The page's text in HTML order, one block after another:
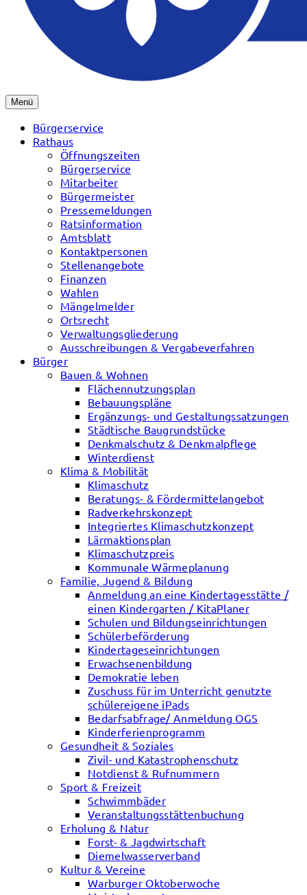
Menü
Bürgerservice
Rathaus
Öffnungszeiten
Bürgerservice
Mitarbeiter
Bürgermeister
Pressemeldungen
Ratsinformation
Amtsblatt
Kontaktpersonen
Stellenangebote
Finanzen
Wahlen
Mängelmelder
Ortsrecht
Verwaltungsgliederung
Ausschreibungen & Vergabeverfahren
Bürger
Bauen & Wohnen
Flächennutzungsplan
Bebauungspläne
Ergänzungs- und Gestaltungssatzungen
Städtische Baugrundstücke
Denkmalschutz & Denkmalpflege
Winterdienst
Klima & Mobilität
Klimaschutz
Beratungs- & Fördermittelangebot
Radverkehrskonzept
Integriertes Klimaschutzkonzept
Lärmaktionsplan
Klimaschutzpreis
Kommunale Wärmeplanung
Familie, Jugend & Bildung
Anmeldung an eine Kindertagesstätte /
einen Kindergarten / KitaPlaner
Schulen und Bildungseinrichtungen
Schülerbeförderung
Kindertageseinrichtungen
Erwachsenenbildung
Demokratie leben
Zuschuss für im Unterricht genutzte
schülereigene iPads
Bedarfsabfrage/ Anmeldung OGS
Kinderferienprogramm
Gesundheit & Soziales
Zivil- und Katastrophenschutz
Notdienst & Rufnummern
Sport & Freizeit
Schwimmbäder
Veranstaltungsstättenbuchung
Erholung & Natur
Forst- & Jagdwirtschaft
Diemelwasserverband
Kultur & Vereine
Warburger Oktoberwoche